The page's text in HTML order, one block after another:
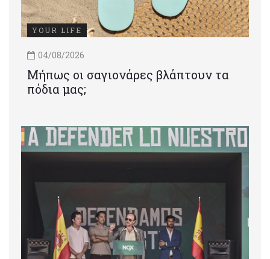
YOUR LIFE
04/08/2026
Μήπως οι σαγιονάρες βλάπτουν τα
πόδια μας;